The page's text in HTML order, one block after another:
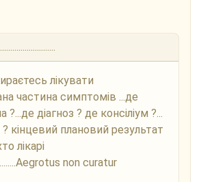
лікувати
частина симптомів ...де
?...де діагноз ? де консіліум ?...
? кінцевий плановий результат
лікарі
non curatur